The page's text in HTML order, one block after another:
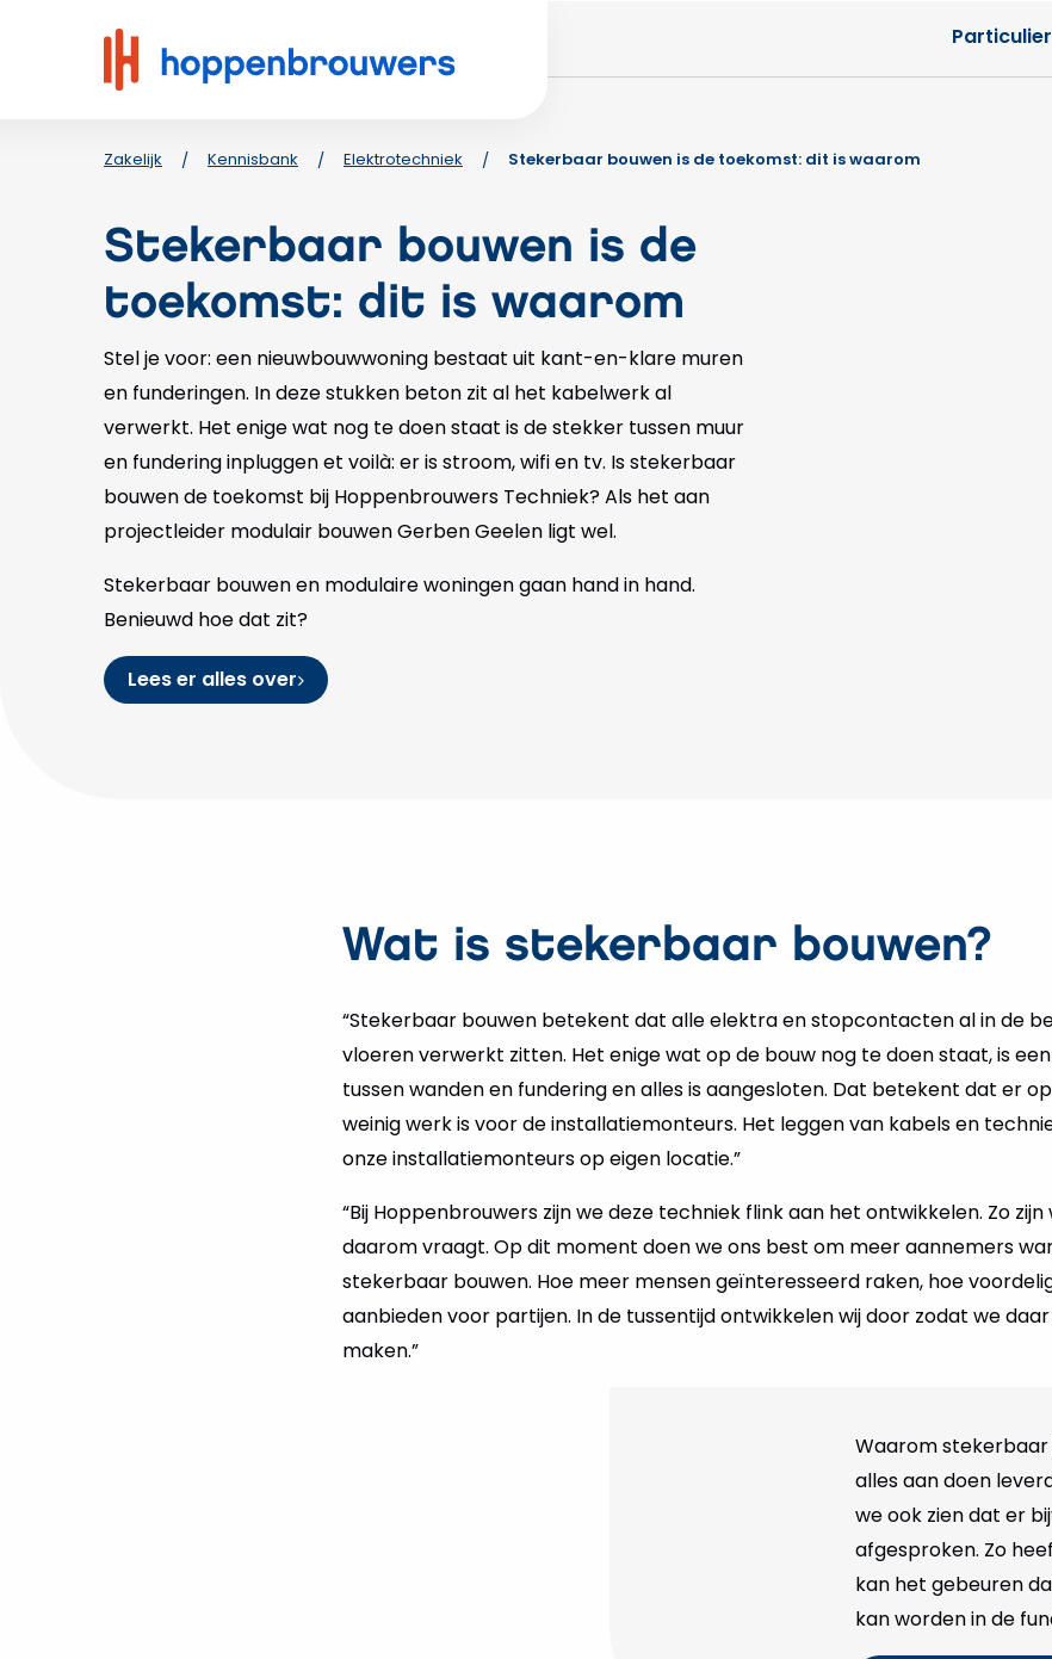
Hoppenbrouwers
Waar
leeft
Particulier
Zakelijk / Kennisbank / Elektrotechniek / Stekerbaar bouwen is de toekomst: dit is waarom
Stekerbaar bouwen is de
toekomst: dit is waarom
Stel je voor: een nieuwbouwwoning bestaat uit kant-en-klare muren
en funderingen. In deze stukken beton zit al het kabelwerk al
verwerkt. Het enige wat nog te doen staat is de stekker tussen muur
en fundering inpluggen et voilà: er is stroom, wifi en tv. Is stekerbaar
bouwen de toekomst bij Hoppenbrouwers Techniek? Als het aan
projectleider modulair bouwen Gerben Geelen ligt wel.
Stekerbaar bouwen en modulaire woningen gaan hand in hand.
Benieuwd hoe dat zit?
Lees er alles over
Wat is stekerbaar bouwen?
“Stekerbaar bouwen betekent dat alle elektra en stopcontacten al in de
vloeren verwerkt zitten. Het enige wat op de bouw nog te doen staat, is
tussen wanden en fundering en alles is aangesloten. Dat betekent dat er
weinig werk is voor de installatiemonteurs. Het leggen van kabels en
onze installatiemonteurs op eigen locatie.”
“Bij Hoppenbrouwers zijn we deze techniek flink aan het ontwikkelen. Zo
daarom vraagt. Op dit moment doen we ons best om meer aannemers
stekerbaar bouwen. Hoe meer mensen geïnteresseerd raken, hoe
aanbieden voor partijen. In de tussentijd ontwikkelen wij door zodat we
maken.”
Waarom stekerbaar
alles aan doen
we ook zien dat er
afgesproken. Zo
kan het gebeuren
kan worden in de